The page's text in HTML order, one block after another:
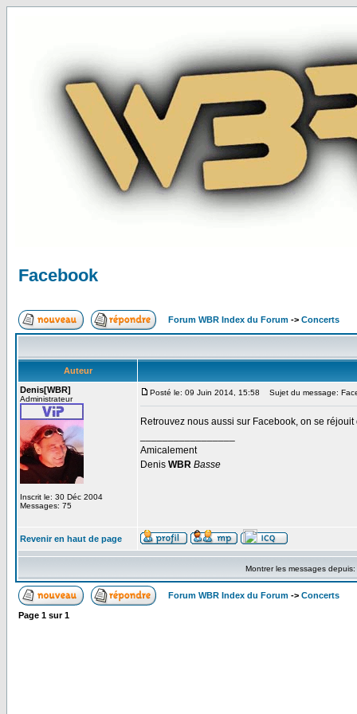
Facebook
Forum WBR Index du Forum -> Concerts
Auteur
Denis[WBR]
Administrateur
Inscrit le: 30 Déc 2004
Messages: 75
Posté le: 09 Juin 2014, 15:58 Sujet du message:
Retrouvez nous aussi sur Facebook, on se
Amicalement
Denis WBR Basse
Revenir en haut de page
Montrer les messages depuis:
Forum WBR Index du Forum -> Concerts
Page 1 sur1